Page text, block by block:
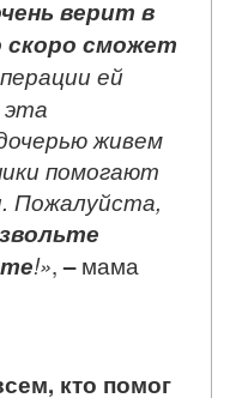
верит в
сможет
ей
эта
живем
помогают
Пожалуйста,
!»,–мама
кто помог